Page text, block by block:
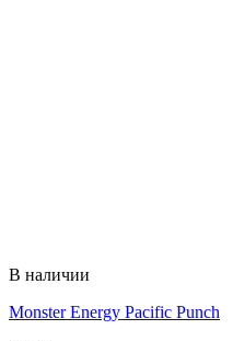
В наличии
Monster Energy Pacific Punch